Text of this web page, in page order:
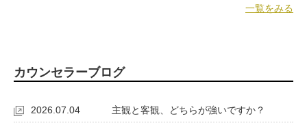
一覧をみる
カウンセラーブログ
2026.07.04 主観と客観、どちらが強いですか？